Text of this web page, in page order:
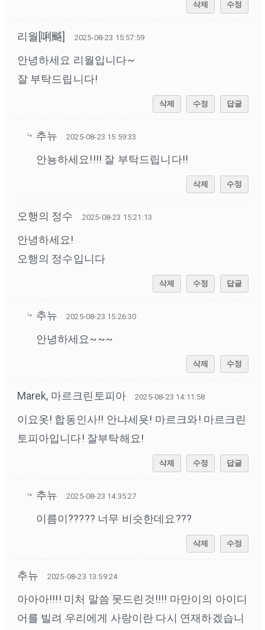
삭제 수정
리월[唎䬂] 2025-08-23 15:57:59
안녕하세요 리월입니다~
잘 부탁드립니다!
삭제 수정 답글
추뉴 2025-08-23 15:59:33
안뇽하세요!!!! 잘 부탁드립니다!!
삭제 수정
오행의 정수 2025-08-23 15:21:13
안녕하세요!
오행의 정수입니다
삭제 수정 답글
추뉴 2025-08-23 15:26:30
안녕하세요~~~
삭제 수정
Marek, 마르크린토피아 2025-08-23 14:11:58
이요옷! 합동인사!! 안냐세욧! 마르크와! 마르크린
토피아입니다! 잘부탁해요!
삭제 수정 답글
추뉴 2025-08-23 14:35:27
이름이????? 너무 비슷한데요???
삭제 수정
추뉴 2025-08-23 13:59:24
아아아!!!! 미처 말씀 못드린것!!!! 마만이의 아이디
어를 빌려 우리에게 사랑이란 다시 연재하겠습니